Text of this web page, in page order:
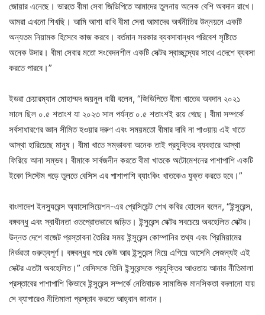
জোয়ার এনেছে। ভারতে বীমা সেবা জিডিপিতে আমাদের তুলনায় অনেক বেশি অবদান রাখে।
আমরা এখনো শিখছি। আমি আশা রাখি বীমা সেবা আমাদের অর্থনীতির উন্নয়নে একটি
অন্যতম নিয়ামক হিসেবে কাজ করবে। বর্তমান সরকার ব্যবসাবান্ধব পরিবেশ সৃষ্টিতে
অনেক উদার। বীমা সেবার মতো সংবেদনশীল একটি সেক্টর স্বাচ্ছন্দ্যের সাথে এদেশে ব্যবসা
করতে পারবে।”
ইডরা চেয়ারম্যান মোহাম্মদ জয়নুল বারী বলেন, “জিডিপিতে বীমা খাতের অবদান ২০২১
সালে ছিল ০.৫ শতাংশ যা ২০২৩ সাল পর্যন্ত ০.৫ শতাংশই রয়ে গেছে। বীমা সম্পর্কে
সর্বসাধারণের জ্ঞান সীমিত হওয়ার দরুণ এবং সময়মতো বীমার দাবি না পাওয়ায় এই খাতে
আস্থা হারিয়েছে মানুষ। বীমা খাতে সম্ভাবনা অনেক তাই প্রযুক্তির ব্যবহারে আস্থা
ফিরিয়ে আনা সম্ভব। বীমাকে সার্বজনীন করতে বীমা খাতকে অটোমেশনের পাশাপাশি একটি
ইকো সিস্টেম গড়ে তুলতে বেসিস এর পাশাপাশি ব্যাংকিং খাতকেও যুক্ত করতে হবে।”
বাংলাদেশ ইনস্যুরেন্স অ্যাসোসিয়েশন-এর প্রেসিডেন্ট শেখ কবির হোসেন বলেন, “ইন্সুরেন্স,
বঙ্গবন্ধু এবং স্বাধীনতা ওতপ্রোতভাবে জড়িত। ইন্সুরেন্স সেক্টর সবচেয়ে অবহেলিত সেক্টর।
উন্নত দেশে বাজেট প্রস্তাবনা তৈরির সময় ইন্সুরেন্স কোম্পানির তথ্য এবং প্রিমিয়ামের
নির্ভরতা গুরুত্বপূর্ণ। বঙ্গবন্ধুর পরে কেউ আর ইন্সুরেন্স নিয়ে এগিয়ে আসেনি সেজন্যই এই
সেক্টর এতটা অবহেলিত।” বেসিসকে তিনি ইন্সুরেন্সকে প্রযুক্তির আওতায় আনার নীতিমালা
প্রস্তাবের পাশাপাশি কিভাবে ইন্সুরেন্স সম্পর্কে নেতিবাচক সামাজিক মানসিকতা বদলানো যায়
সে ব্যাপারেও নীতিমালা প্রস্তাব করতে আহ্বান জানান।